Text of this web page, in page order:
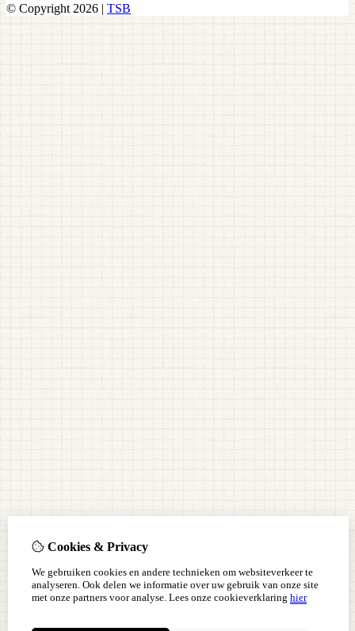
© Copyright 2026 | TSB
Cookies & Privacy
We gebruiken cookies en andere technieken om websiteverkeer te
analyseren. Ook delen we informatie over uw gebruik van onze site
met onze partners voor analyse. Lees onze cookieverklaring hier